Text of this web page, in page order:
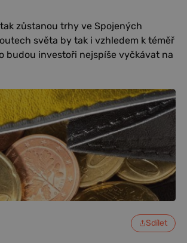
zůstanou trhy ve Spojených
světa by tak i vzhledem k téměř
budou investoři nejspíše vyčkávat na
Sdílet